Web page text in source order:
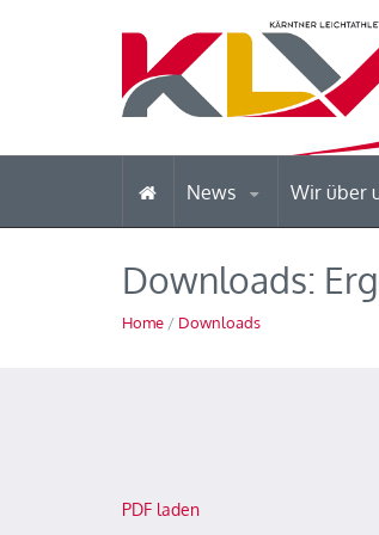
News Wir über
Downloads:
Home / Downloads
PDF laden